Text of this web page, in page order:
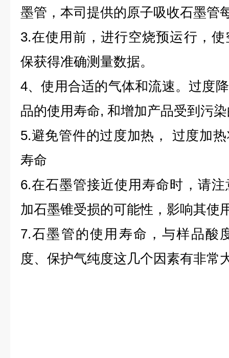
墨管，本司提供的原子吸收石墨管
3.在使用前，进行空烧预运行，
保获得准确测量数据。
4、使用合适的气体和流速。过度
品的使用寿命, 和增加产品受到污
5.避免管件的过度加热， 过度加
寿命
6.在石墨管接近使用寿命时，请
加石墨锥受损的可能性，影响其使
7.石墨管的使用寿命，与样品酸
度、保护气纯度这几个因素有非常